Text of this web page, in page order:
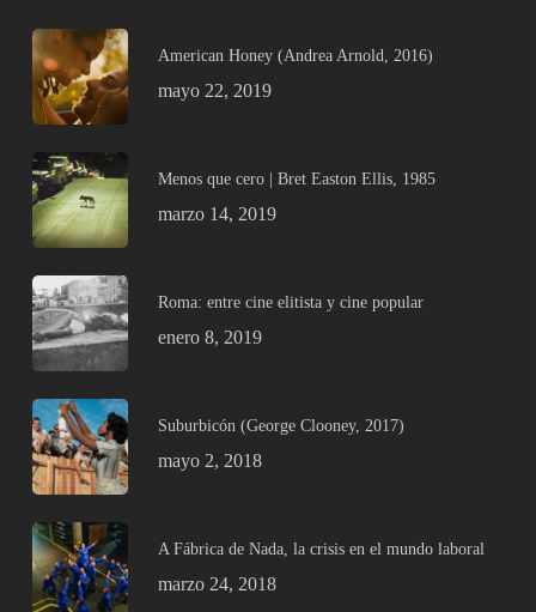
American Honey (Andrea Arnold, 2016)
mayo 22, 2019
Menos que cero | Bret Easton Ellis, 1985
marzo 14, 2019
Roma: entre cine elitista y cine popular
enero 8, 2019
Suburbicón (George Clooney, 2017)
mayo 2, 2018
A Fábrica de Nada, la crisis en el mundo laboral
marzo 24, 2018